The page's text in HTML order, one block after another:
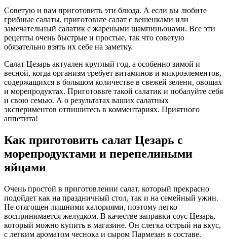
Советую и вам приготовить эти блюда. А если вы любите
грибные салаты, приготовьте салат с вешенками или
замечательный салатик с жареными шампиньонами. Все эти
рецепты очень быстрые и простые, так что советую
обязательно взять их себе на заметку.
Салат Цезарь актуален круглый год, а особенно зимой и
весной, когда организм требует витаминов и микроэлементов,
содержащихся в большом количестве в свежей зелени, овощах
и морепродуктах. Приготовьте такой салатик и побалуйте себя
и свою семью. А о результатах ваших салатных
экспериментов отпишитесь в комментариях. Приятного
аппетита!
Как приготовить салат Цезарь с
морепродуктами и перепелиными
яйцами
Очень простой в приготовлении салат, который прекрасно
подойдет как на праздничный стол, так и на семейный ужин.
Не отягощен лишними калориями, поэтому легко
воспринимается желудком. В качестве заправки соус Цезарь,
который можно купить в магазине. Он слегка острый на вкус,
с легким ароматом чеснока и сыром Пармезан в составе.